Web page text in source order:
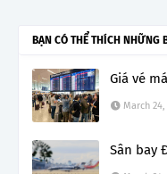
BẠN CÓ THỂ THÍCH NHỮNG
Giá vé
March 24,
Sân bay